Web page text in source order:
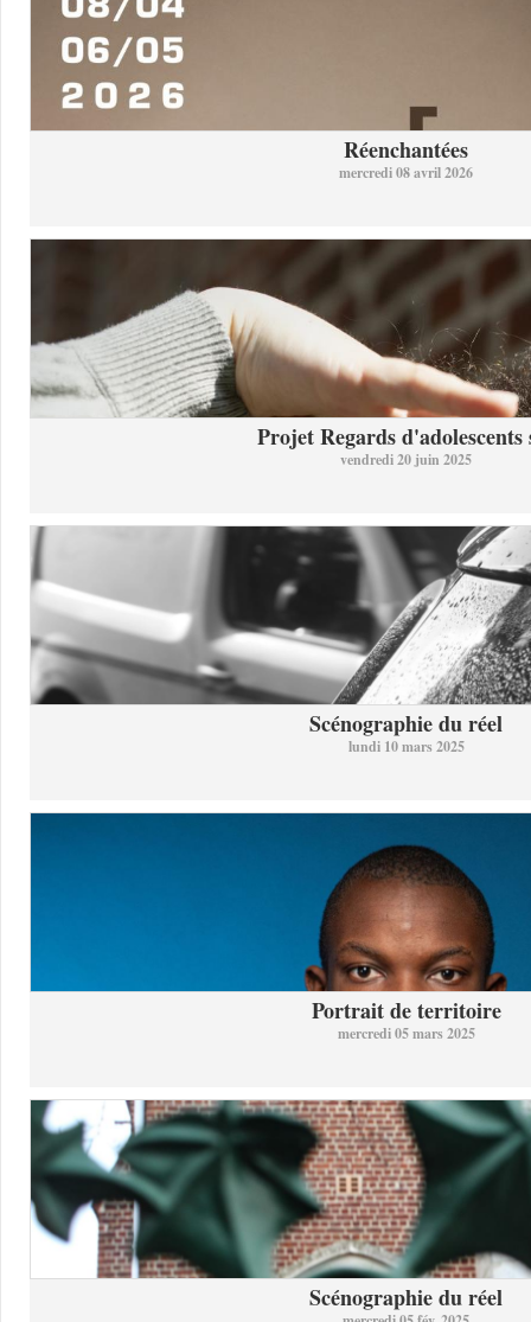
Réenchantées
mercredi 08 avril 2026
Projet Regards d'adolescents
vendredi 20 juin 2025
Scénographie du réel
lundi 10 mars 2025
Portrait de territoire
mercredi 05 mars 2025
Scénographie du réel